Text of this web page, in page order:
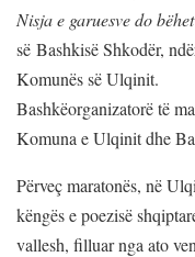
Nisja e garuesve do
së Bashkisë Shkodër,
Komunës së Ulqinit.
Bashkëorganizatorë të
Komuna e Ulqinit dhe
Përveç maratonës, në
këngës e poezisë
vallesh, filluar nga ato